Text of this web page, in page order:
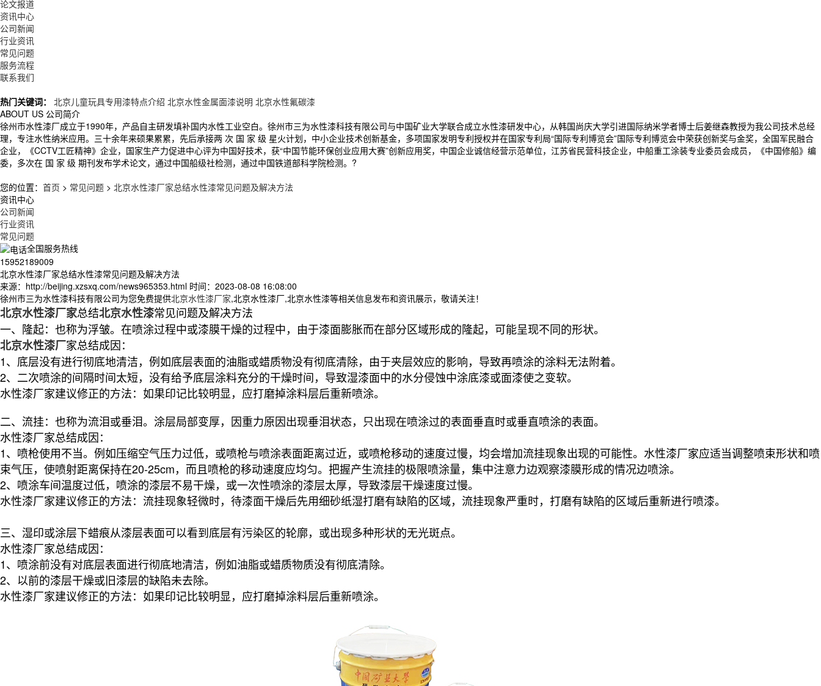
论文报道
资讯中心
公司新闻
行业资讯
常见问题
服务流程
联系我们
热门关键词：
北京儿童玩具专用漆特点介绍 北京水性金属面漆说明 北京水性氟碳漆
ABOUT US 公司简介
徐州市水性漆厂成立于1990年，产品自主研发填补国内水性工业空白。徐州市三为水性漆科技有限公司与中国矿业大学联合成立水性漆研发中心，从韩国尚庆大学引进国际纳米学者博士后姜继森教授为我公司技术总经
理，专注水性纳米应用。三十余年来硕果累累，先后承接两 次 国 家 级 星火计划，中小企业技术创新基金，多项国家发明专利授权并在国家专利局“国际专利博览会”国际专利博览会中荣获创新奖与金奖，全国军民融合
企业，《CCTV工匠精神》企业，国家生产力促进中心评为中国好技术，获“中国节能环保创业应用大赛”创新应用奖，中国企业诚信经营示范单位，江苏省民营科技企业，中船重工涂装专业委员会成员，《中国修船》编
委，多次在 国 家 级 期刊发布学术论文，通过中国船级社检测，通过中国铁道部科学院检测。?
您的位置： 首页 > 常见问题 > 北京水性漆厂家总结水性漆常见问题及解决方法
资讯中心
公司新闻
行业资讯
常见问题
全国服务热线
15952189009
北京水性漆厂家总结水性漆常见问题及解决方法
来源：http://beijing.xzsxq.com/news965353.html 时间：2023-08-08 16:08:00
徐州市三为水性漆科技有限公司为您免费提供北京水性漆厂家,北京水性漆厂,北京水性漆等相关信息发布和资讯展示，敬请关注！
北京水性漆厂家总结北京水性漆常见问题及解决方法
一、隆起：也称为浮皱。在喷涂过程中或漆膜干燥的过程中，由于漆面膨胀而在部分区域形成的隆起，可能呈现不同的形状。
北京水性漆厂家总结成因：
1、底层没有进行彻底地清洁，例如底层表面的油脂或蜡质物没有彻底清除，由于夹层效应的影响，导致再喷涂的涂料无法附着。
2、二次喷涂的间隔时间太短，没有给予底层涂料充分的干燥时间，导致湿漆面中的水分侵蚀中涂底漆或面漆使之变软。
水性漆厂家建议修正的方法：如果印记比较明显，应打磨掉涂料层后重新喷涂。
二、流挂：也称为流泪或垂泪。涂层局部变厚，因重力原因出现垂泪状态，只出现在喷涂过的表面垂直时或垂直喷涂的表面。
水性漆厂家总结成因：
1、喷枪使用不当。例如压缩空气压力过低，或喷枪与喷涂表面距离过近，或喷枪移动的速度过慢，均会增加流挂现象出现的可能性。 水性漆厂家应适当调整喷束形状和喷
束气压，使喷射距离保持在20-25cm，而且喷枪的移动速度应均匀。把握产生流挂的极限喷涂量，集中注意力边观察漆膜形成的情况边喷涂。
2、喷涂车间温度过低，喷涂的漆层不易干燥，或一次性喷涂的漆层太厚，导致漆层干燥速度过慢。
水性漆厂家建议修正的方法： 流挂现象轻微时，待漆面干燥后先用细砂纸湿打磨有缺陷的区域，流挂现象严重时，打磨有缺陷的区域后重新进行喷漆。
三、湿印或涂层下蜡痕从漆层表面可以看到底层有污染区的轮廓，或出现多种形状的无光斑点。
水性漆厂家总结成因：
1、喷涂前没有对底层表面进行彻底地清洁，例如油脂或蜡质物质没有彻底清除。
2、以前的漆层干燥或旧漆层的缺陷未去除。
水性漆厂家建议修正的方法： 如果印记比较明显，应打磨掉涂料层后重新喷涂。